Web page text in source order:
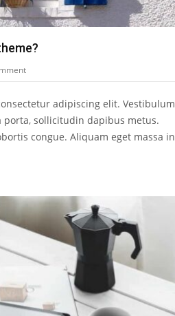
adipiscing elit. Vestibulum
sollicitudin dapibus metus.
congue. Aliquam eget massa in